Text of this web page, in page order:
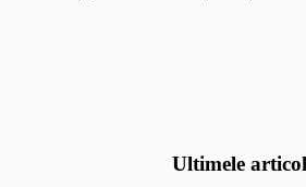
Ultimele